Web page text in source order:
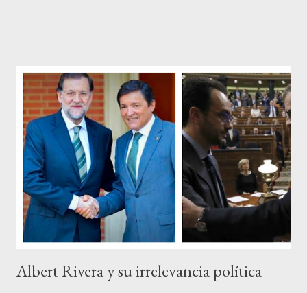
Pero francamente estos socialistas son tan transparentes en su
de ciudadanos, la mayoría de los cuales no han pagado jamás un
impuesto, sea por vocación o simplemente por no haber tenido
un trabajo en su vida, decidieron salir a la calle revestidos de la
sagrada túnica de la “indignación ciudadana” y con su actitud
crear una paradoja, se autodenominaban “movimiento 15M” y lo
que hicieron fue apoderarse de una plaza pública y allí sentaron
sus reales, bueno sus reales no,...
Albert Rivera y su irrelevancia política